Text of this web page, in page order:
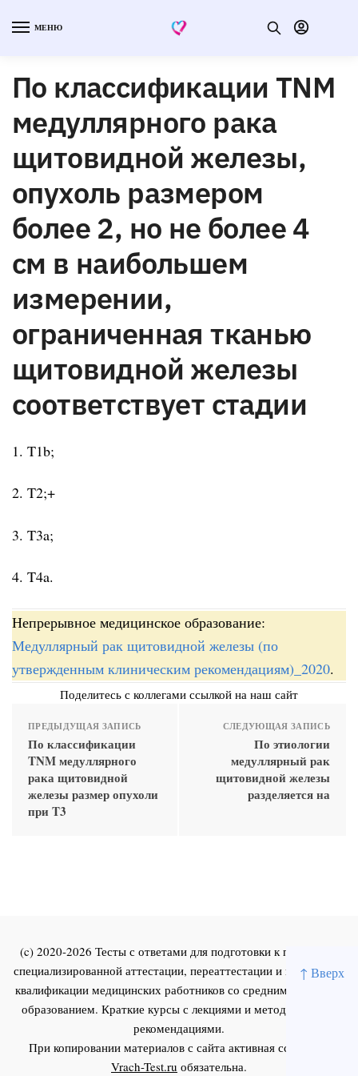
↑ Вверх
МЕНЮ
По классификации TNM
медуллярного рака
щитовидной железы,
опухоль размером
более 2, но не более 4
см в наибольшем
измерении,
ограниченная тканью
щитовидной железы
соответствует стадии
1. T1b;
2. T2;+
3. T3a;
4. T4a.
Непрерывное медицинское образование:
Медуллярный рак щитовидной железы (по
утвержденным клиническим рекомендациям)_2020.
Поделитесь с коллегами ссылкой на наш сайт
ПРЕДЫДУЩАЯ ЗАПИСЬ
По классификации
TNM медуллярного
рака щитовидной
железы размер опухоли
при T3
СЛЕДУЮЩАЯ ЗАПИСЬ
По этиологии
медуллярный рак
щитовидной железы
разделяется на
(c) 2020-2026 Тесты с ответами для подготовки к первичной
специализированной аттестации, переаттестации и повышения
квалификации медицинских работников со средним и высшим
образованием. Краткие курсы с лекциями и методическими
рекомендациями.
При копировании материалов с сайта активная ссылка на
Vrach-Test.ru обязательна.